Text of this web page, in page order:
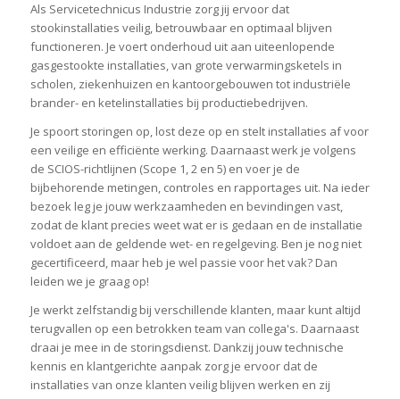
Als Servicetechnicus Industrie zorg jij ervoor dat
stookinstallaties veilig, betrouwbaar en optimaal blijven
functioneren. Je voert onderhoud uit aan uiteenlopende
gasgestookte installaties, van grote verwarmingsketels in
scholen, ziekenhuizen en kantoorgebouwen tot industriële
brander- en ketelinstallaties bij productiebedrijven.
Je spoort storingen op, lost deze op en stelt installaties af voor
een veilige en efficiënte werking. Daarnaast werk je volgens
de SCIOS-richtlijnen (Scope 1, 2 en 5) en voer je de
bijbehorende metingen, controles en rapportages uit. Na ieder
bezoek leg je jouw werkzaamheden en bevindingen vast,
zodat de klant precies weet wat er is gedaan en de installatie
voldoet aan de geldende wet- en regelgeving. Ben je nog niet
gecertificeerd, maar heb je wel passie voor het vak? Dan
leiden we je graag op!
Je werkt zelfstandig bij verschillende klanten, maar kunt altijd
terugvallen op een betrokken team van collega's. Daarnaast
draai je mee in de storingsdienst. Dankzij jouw technische
kennis en klantgerichte aanpak zorg je ervoor dat de
installaties van onze klanten veilig blijven werken en zij